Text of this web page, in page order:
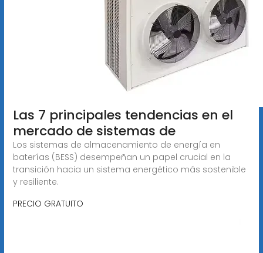
Las 7 principales tendencias en el
mercado de sistemas de
Los sistemas de almacenamiento de energía en
baterías (BESS) desempeñan un papel crucial en la
transición hacia un sistema energético más sostenible
y resiliente.
PRECIO GRATUITO